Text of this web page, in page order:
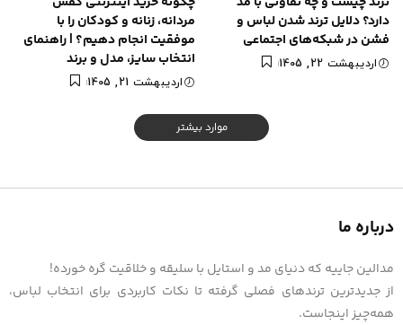
دارد؟ دلایل ترند شدن لباس و
فشن در شبکه‌های اجتماعی
اردیبهشت 22, 1405
مردانه، زنانه و کودکان را با
موفقیت انجام دهیم؟ | راهنمای
انتخاب سایز، مدل و برند
اردیبهشت 21, 1405
موارد بیشتر
درباره ما
مدالین جاییه که دنیای مد و استایل با سلیقه و خلاقیت گره خورده!
از جدیدترین ترندهای فصلی گرفته تا نکات کاربردی برای انتخاب لباس،
همه‌چیز اینجاست.